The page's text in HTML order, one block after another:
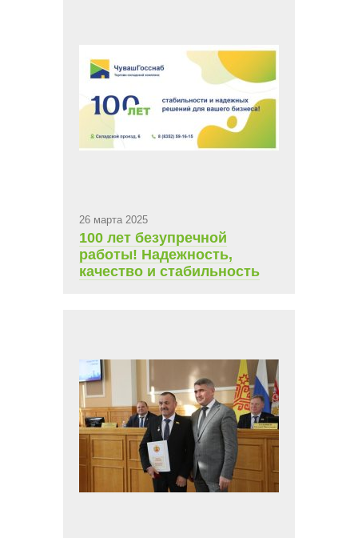
26 марта 2025
100 лет безупречной
работы! Надежность,
качество и стабильность